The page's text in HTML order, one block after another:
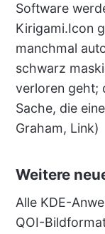
Software
Kirigami.Icon
manchmal
schwarz
verloren geht;
Sache, die
Graham, Link)
Weitere
Alle KDE-
QOI-